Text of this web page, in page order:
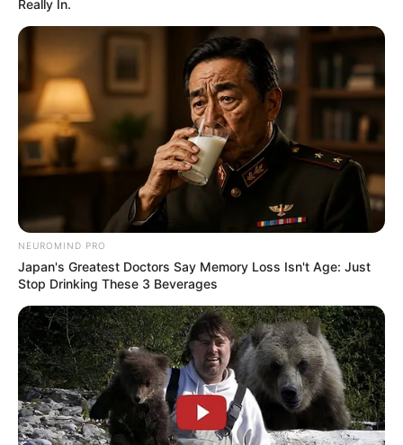
Really In.
NEUROMIND PRO
Japan's Greatest Doctors Say Memory Loss Isn't Age: Just
Stop Drinking These 3 Beverages